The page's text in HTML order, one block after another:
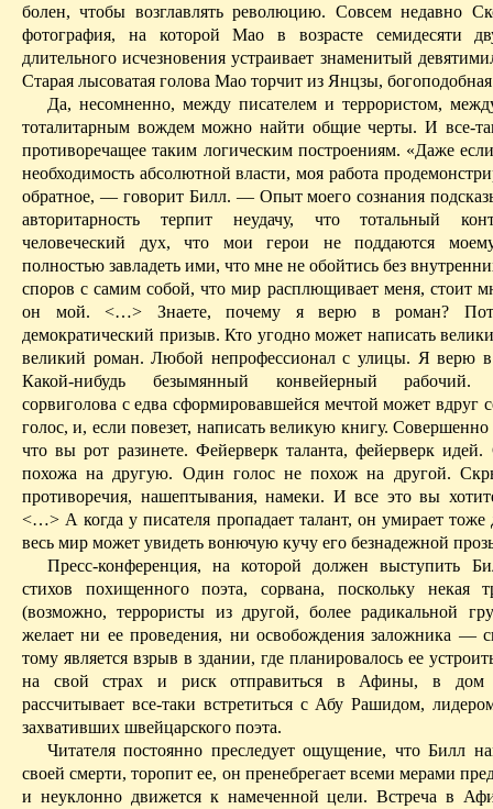
болен, чтобы возглавлять революцию. Совсем недавно
фотография, на которой Мао в возрасте семидесяти
длительного исчезновения устраивает знаменитый
Старая лысоватая голова Мао торчит из Янцзы,
Да, несомненно, между писателем и террористом,
тоталитарным вождем можно найти общие черты. И все-
противоречащее таким логическим построениям. «Даже
необходимость абсолютной власти, моя работа
обратное, — говорит Билл. — Опыт моего сознания
авторитарность терпит неудачу, что тотальный
человеческий дух, что мои герои не поддаются
полностью завладеть ими, что мне не обойтись без
споров с самим собой, что мир расплющивает меня, стоит
он мой. <…> Знаете, почему я верю в роман?
демократический призыв. Кто угодно может написать
великий роман. Любой непрофессионал с улицы. Я верю
Какой-нибудь безымянный конвейерный рабочий.
сорвиголова с едва сформировавшейся мечтой может вдруг
голос, и, если повезет, написать великую книгу. Совершенно
что вы рот разинете. Фейерверк таланта, фейерверк
похожа на другую. Один голос не похож на другой.
противоречия, нашептывания, намеки. И все это вы
<…> А когда у писателя пропадает талант, он умирает тоже
весь мир может увидеть вонючую кучу его безнадежной
Пресс-конференция, на которой должен выступить Би
стихов похищенного поэта, сорвана, поскольку некая
(возможно, террористы из другой, более радикальной
желает ни ее проведения, ни освобождения заложника —
тому является взрыв в здании, где планировалось ее
на свой страх и риск отправиться в Афины, в
рассчитывает все-таки встретиться сАбу Рашидом,
захвативших швейцарского поэта.
Читателя постоянно преследует ощущение, что Билл
своей смерти, торопит ее, он пренебрегает всеми мерами
и неу­клонно движется к намеченной цели. Встреча в